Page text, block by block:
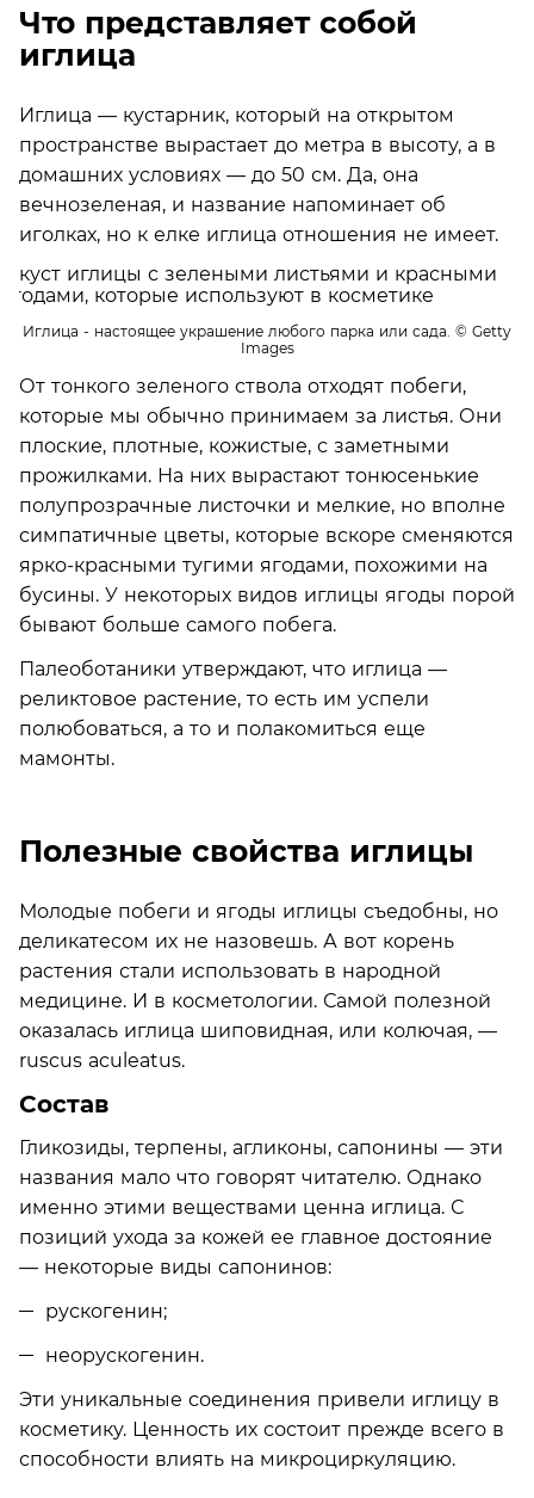
Что представляет собой
иглица
Иглица — кустарник, который на открытом
пространстве вырастает до метра в высоту, а в
домашних условиях — до 50 см. Да, она
вечнозеленая, и название напоминает об
иголках, но к елке иглица отношения не имеет.
Иглица - настоящее украшение любого парка или сада. © Getty
Images
От тонкого зеленого ствола отходят побеги,
которые мы обычно принимаем за листья. Они
плоские, плотные, кожистые, с заметными
прожилками. На них вырастают тонюсенькие
полупрозрачные листочки и мелкие, но вполне
симпатичные цветы, которые вскоре сменяются
ярко-красными тугими ягодами, похожими на
бусины. У некоторых видов иглицы ягоды порой
бывают больше самого побега.
Палеоботаники утверждают, что иглица —
реликтовое растение, то есть им успели
полюбоваться, а то и полакомиться еще
мамонты.
Полезные свойства иглицы
Молодые побеги и ягоды иглицы съедобны, но
деликатесом их не назовешь. А вот корень
растения стали использовать в народной
медицине. И в косметологии. Самой полезной
оказалась иглица шиповидная, или колючая, —
ruscus aculeatus.
Состав
Гликозиды, терпены, агликоны, сапонины — эти
названия мало что говорят читателю. Однако
именно этими веществами ценна иглица. С
позиций ухода за кожей ее главное достояние
— некоторые виды сапонинов:
рускогенин;
неорускогенин.
Эти уникальные соединения привели иглицу в
косметику. Ценность их состоит прежде всего в
способности влиять на микроциркуляцию.